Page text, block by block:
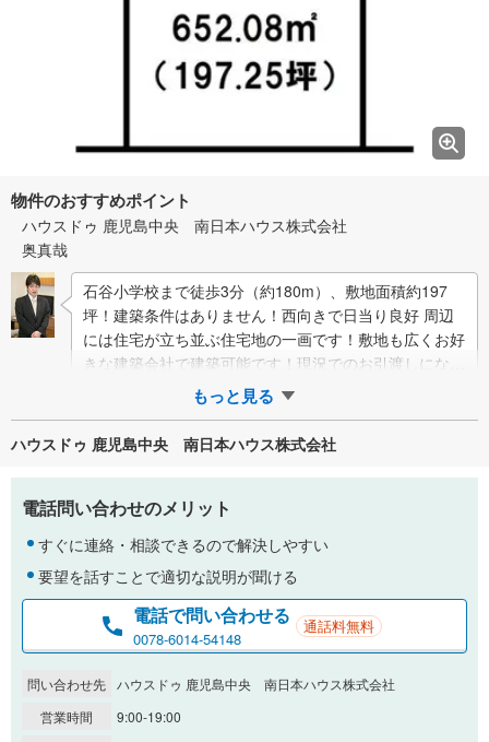
物件のおすすめポイント
ハウスドゥ 鹿児島中央 南日本ハウス株式会社
奥真哉
石谷小学校まで徒歩3分（約180m）、敷地面積約197
坪！建築条件はありません！西向きで日当り良好 周辺
には住宅が立ち並ぶ住宅地の一画です！敷地も広くお好
きな建築会社で建築可能です！現況でのお引渡しになり
ます！即日現地のご案内致し…
もっと見る
ハウスドゥ 鹿児島中央 南日本ハウス株式会社
電話問い合わせのメリット
すぐに連絡・相談できるので解決しやすい
要望を話すことで適切な説明が聞ける
電話で問い合わせる
0078-6014-54148
通話料無料
問い合わせ先 ハウスドゥ 鹿児島中央 南日本ハウス株式会社
営業時間
9:00-19:00